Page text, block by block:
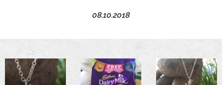
08.10.2018